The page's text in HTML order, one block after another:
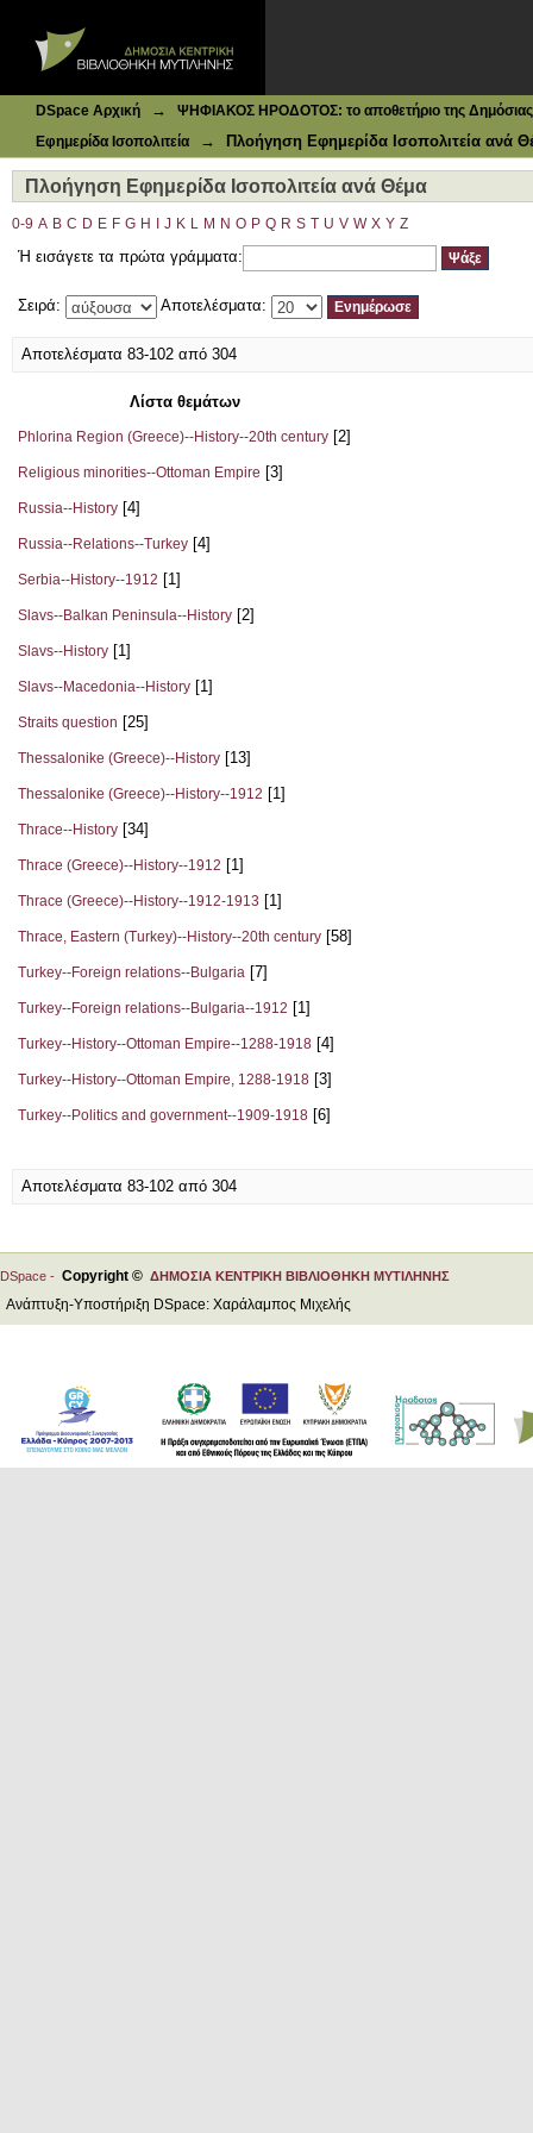
DSpace Αρχική →
ΨΗΦΙΑΚΟΣ ΗΡΟΔΟΤΟΣ: το αποθετήριο της Δημόσιας
Εφημερίδα Ισοπολιτεία
→ Πλοήγηση Εφημερίδα Ισοπολιτεία ανά
Πλοήγηση Εφημερίδα Ισοπολιτεία ανά Θέμα
0-9 A B C D E F G H J K L M N O P Q R S T U V W X Y Z
Ή εισάγετε τα πρώτα γράμματα:
Σειρά: Αποτελέσματα:
Αποτελέσματα 83-102 από 304
Λίστα θεμάτων
Phlorina Region (Greece)--History--20th century [2]
Religious minorities--Ottoman Empire [3]
Russia--History [4]
Russia--Relations--Turkey [4]
Serbia--History--1912 [1]
Slavs--Balkan Peninsula--History [2]
Slavs--History [1]
Slavs--Macedonia--History [1]
Straits question [25]
Thessalonike (Greece)--History [13]
Thessalonike (Greece)--History--1912 [1]
Thrace--History [34]
Thrace (Greece)--History--1912 [1]
Thrace (Greece)--History--1912-1913 [1]
Thrace, Eastern (Turkey)--History--20th century [58]
Turkey--Foreign relations--Bulgaria [7]
Turkey--Foreign relations--Bulgaria--1912 [1]
Turkey--History--Ottoman Empire--1288-1918 [4]
Turkey--History--Ottoman Empire, 1288-1918 [3]
Turkey--Politics and government--1909-1918 [6]
Αποτελέσματα 83-102 από 304
DSpace - Copyright © ΔΗΜΟΣΙΑ ΚΕΝΤΡΙΚΗ ΒΙΒΛΙΟΘΗΚΗ ΜΥΤΙΛΗΝΗΣ
Ανάπτυξη-Υποστήριξη DSpace: Χαράλαμπος Μιχελής